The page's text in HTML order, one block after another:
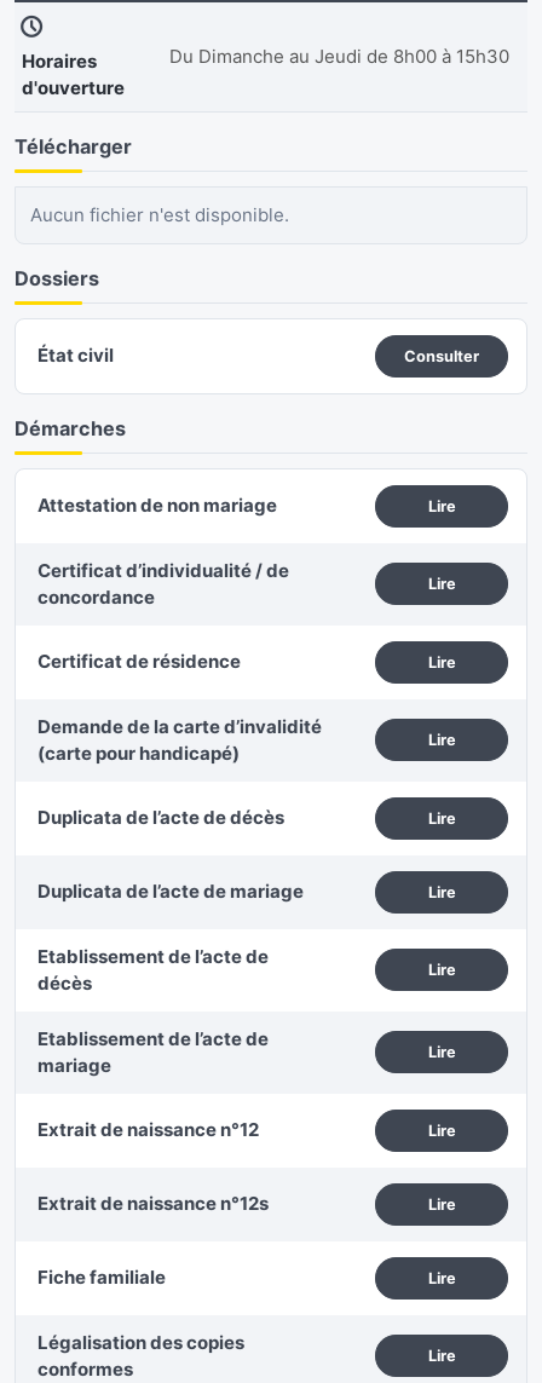
Horaires
d'ouverture
Du Dimanche au Jeudi de 8h00 à 15h30
Télécharger
Aucun fichier n'est disponible.
Dossiers
État civil Consulter
Démarches
Attestation de non mariage Lire
Certificat d’individualité / de
concordance
Lire
Certificat de résidence Lire
Demande de la carte d’invalidité
(carte pour handicapé)
Lire
Duplicata de l’acte de décès Lire
Duplicata de l’acte de mariage Lire
Etablissement de l’acte de
décès
Lire
Etablissement de l’acte de
mariage
Lire
Extrait de naissance n°12 Lire
Extrait de naissance n°12s Lire
Fiche familiale Lire
Légalisation des copies
conformes
Lire